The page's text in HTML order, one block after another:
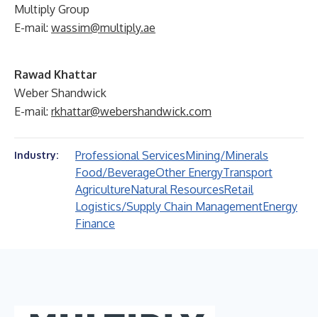
Multiply Group
E-mail: wassim@multiply.ae
Rawad Khattar
Weber Shandwick
E-mail: rkhattar@webershandwick.com
Industry: Professional ServicesMining/Minerals
Food/BeverageOther EnergyTransport
AgricultureNatural ResourcesRetail
Logistics/Supply Chain ManagementEnergy
Finance